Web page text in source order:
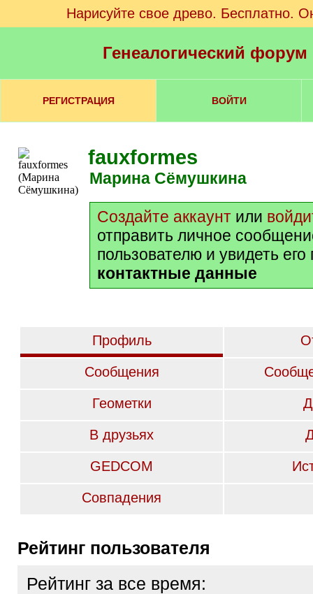
Нарисуйте свое древо. Бесплатно.
Генеалогический
РЕГИСТРАЦИЯ ВОЙТИ
fauxformes
Марина Сёмушкина
Создайте аккаунт или
отправить личное
пользователю и увидеть
контактные данные
Профиль
Сообщения
Геометки
В друзьях
GEDCOM
Совпадения
Рейтинг пользователя
Рейтинг за все время: